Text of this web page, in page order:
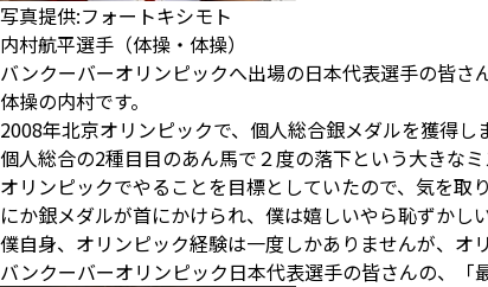
写真提供:フォートキシモト
内村航平選手（体操・体操）
バンクーバーオリンピックへ出場の日本代表選手の皆さ
体操の内村です。
2008年北京オリンピックで、個人総合銀メダルを獲得し
個人総合の2種目目のあん馬で２度の落下という大きな
オリンピックでやることを目標としていたので、気を
にか銀メダルが首にかけられ、僕は嬉しいやら恥ずかし
僕自身、オリンピック経験は一度しかありませんが、オ
バンクーバーオリンピック日本代表選手の皆さんの、「